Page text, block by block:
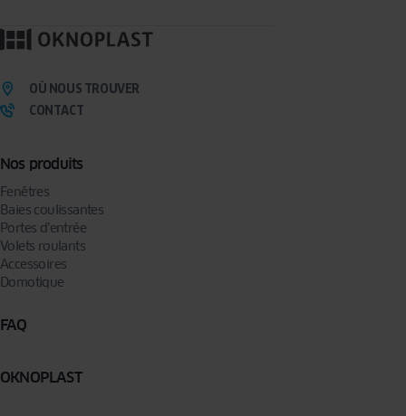
Nos produits
Fenêtres
Baies coulissantes
Portes d’entrée
Volets roulants
Accessoires
Domotique
FAQ
OKNOPLAST
OÙ NOUS TROUVER
CONTACT